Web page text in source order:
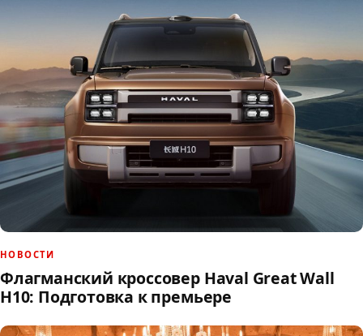
НОВОСТИ
Флагманский кроссовер Haval Great Wall
H10: Подготовка к премьере